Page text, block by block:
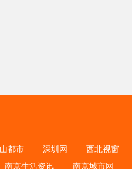
都市 深圳网 西北视窗
南京生活资讯
南京城市网